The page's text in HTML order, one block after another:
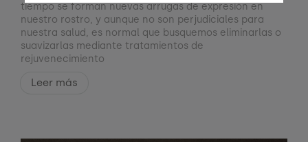
tiempo se forman nuevas arrugas de expresión en
nuestro rostro, y aunque no son perjudiciales para
nuestra salud, es normal que busquemos eliminarlas o
suavizarlas mediante tratamientos de
rejuvenecimiento
Leer más